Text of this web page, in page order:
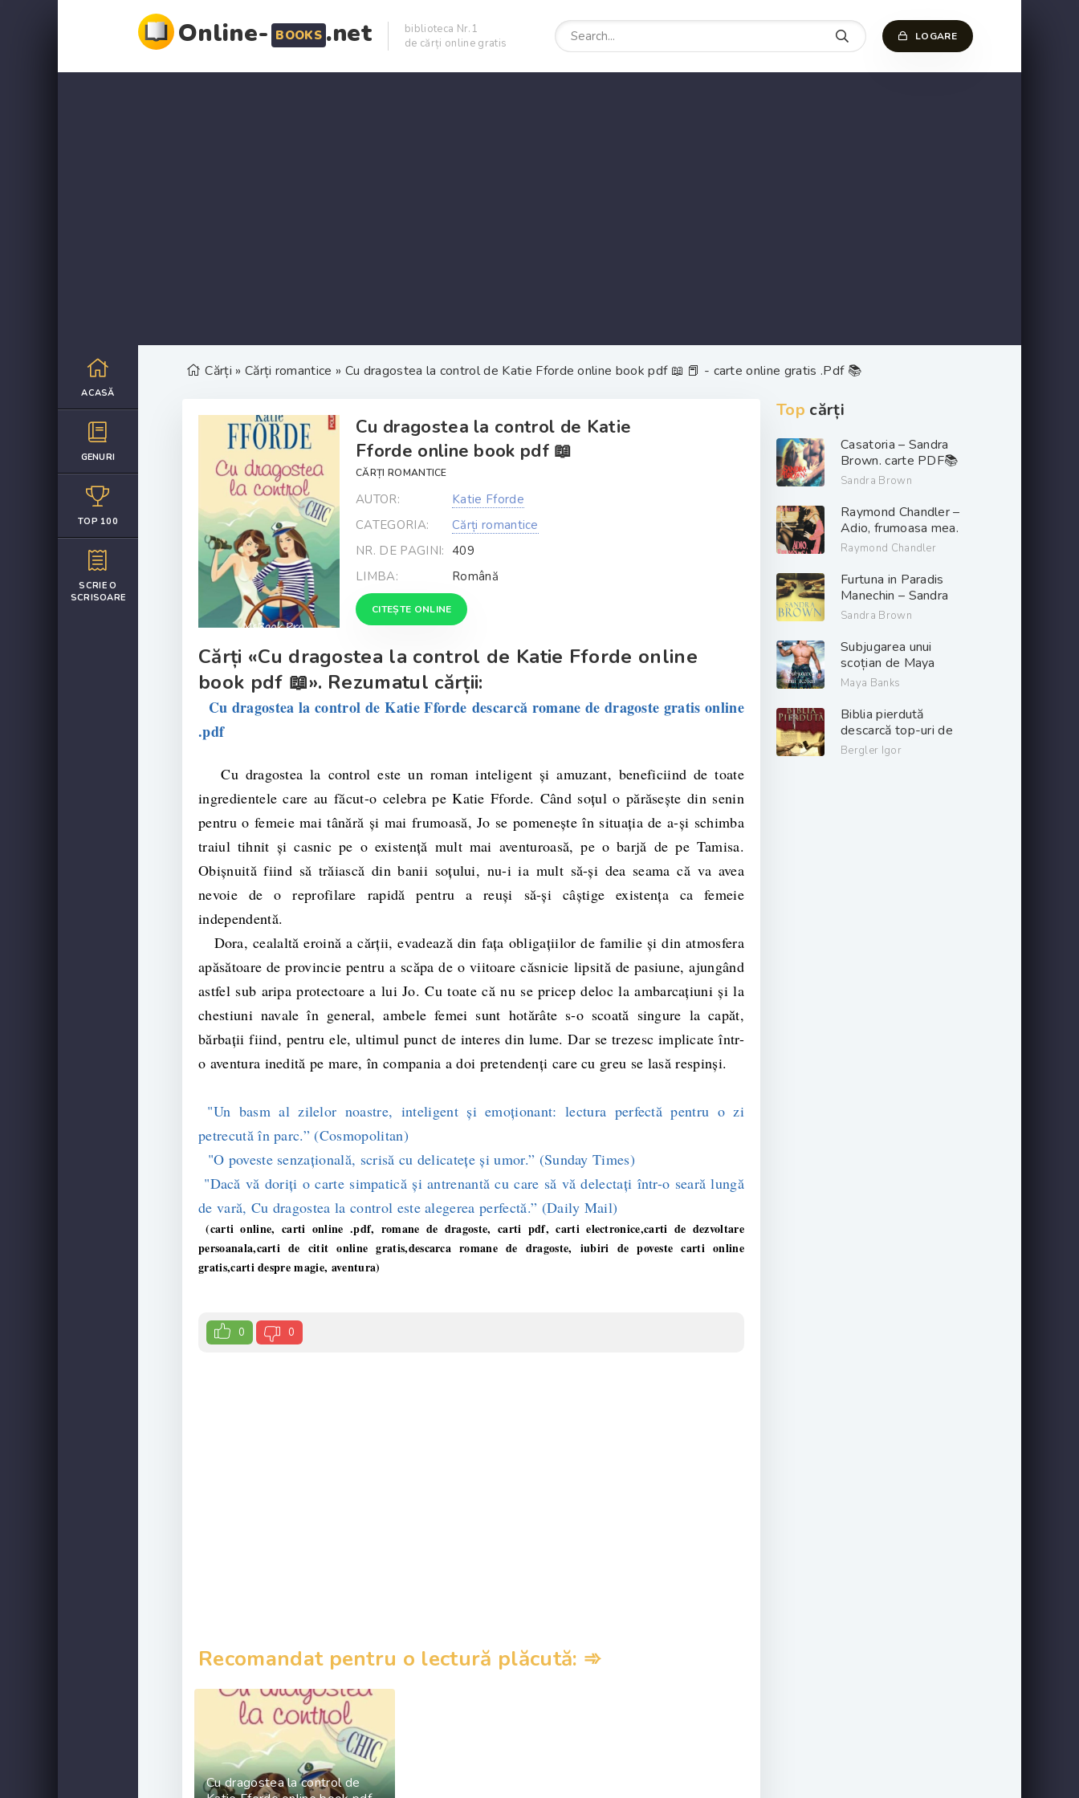
Online- BOOKS .net
biblioteca Nr.1
de cărți online gratis
LOGARE
ACASĂ
GENURI
TOP 100
SCRIE O
SCRISOARE
Cărți » Cărți romantice » Cu dragostea la control de Katie Fforde online book pdf 📖 📕 - carte online gratis .Pdf 📚
Cu dragostea la control de Katie
Fforde online book pdf 📖
CĂRȚI ROMANTICE
AUTOR:
Katie Fforde
CATEGORIA:
Cărți romantice
NR. DE PAGINI: 409
LIMBA:
Română
CITEȘTE ONLINE
Cărți «Cu dragostea la control de Katie Fforde online
book pdf 📖». Rezumatul cărții:
Cu dragostea la control de Katie Fforde descarcă romane de dragoste gratis online
.pdf
Cu dragostea la control este un roman inteligent și amuzant, beneficiind de toate
ingredientele care au făcut-o celebra pe Katie Fforde. Când soțul o părăsește din senin
pentru o femeie mai tânără și mai frumoasă, Jo se pomenește în situația de a-și schimba
traiul tihnit și casnic pe o existență mult mai aventuroasă, pe o barjă de pe Tamisa.
Obișnuită fiind să trăiască din banii soțului, nu-i ia mult să-și dea seama că va avea
nevoie de o reprofilare rapidă pentru a reuși să-și câștige existența ca femeie
independentă.
Dora, cealaltă eroină a cărții, evadează din fața obligațiilor de familie și din atmosfera
apăsătoare de provincie pentru a scăpa de o viitoare căsnicie lipsită de pasiune, ajungând
astfel sub aripa protectoare a lui Jo. Cu toate că nu se pricep deloc la ambarcațiuni și la
chestiuni navale în general, ambele femei sunt hotărâte s-o scoată singure la capăt,
bărbații fiind, pentru ele, ultimul punct de interes din lume. Dar se trezesc implicate într-
o aventura inedită pe mare, în compania a doi pretendenți care cu greu se lasă respinși.
"Un basm al zilelor noastre, inteligent și emoționant: lectura perfectă pentru o zi
petrecută în parc.” (Cosmopolitan)
"O poveste senzațională, scrisă cu delicatețe și umor.” (Sunday Times)
"Dacă vă doriți o carte simpatică și antrenantă cu care să vă delectați într-o seară lungă
de vară, Cu dragostea la control este alegerea perfectă.” (Daily Mail)
(carti online, carti online .pdf, romane de dragoste, carti pdf, carti electronice,carti de dezvoltare
persoanala,carti de citit online gratis,descarca romane de dragoste, iubiri de poveste carti online
gratis,carti despre magie, aventura)
0 0
Recomandat pentru o lectură plăcută: ➾
Cu dragostea la control de
Top cărți
Casatoria – Sandra
Brown. carte PDF📚
Sandra Brown
Raymond Chandler –
Adio, frumoasa mea.
PDF📚
Raymond Chandler
Furtuna in Paradis
Manechin – Sandra
Brown. PDF📚
Sandra Brown
Subjugarea unui
scoțian de Maya
Banks descarcă carți
gratis .pdf 📖
Maya Banks
Biblia pierdută
descarcă top-uri de
cărți online gratis
Bergler Igor